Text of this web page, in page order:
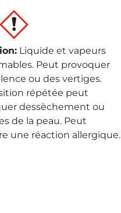
: Liquide et vapeurs
Peut provoquer
ou des vertiges.
répétée peut
dessèchement ou
de la peau. Peut
une réaction allergique.